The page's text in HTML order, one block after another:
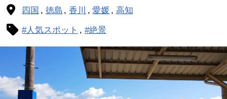
四国 徳島 香川 愛媛 高知
#人気スポット #絶景